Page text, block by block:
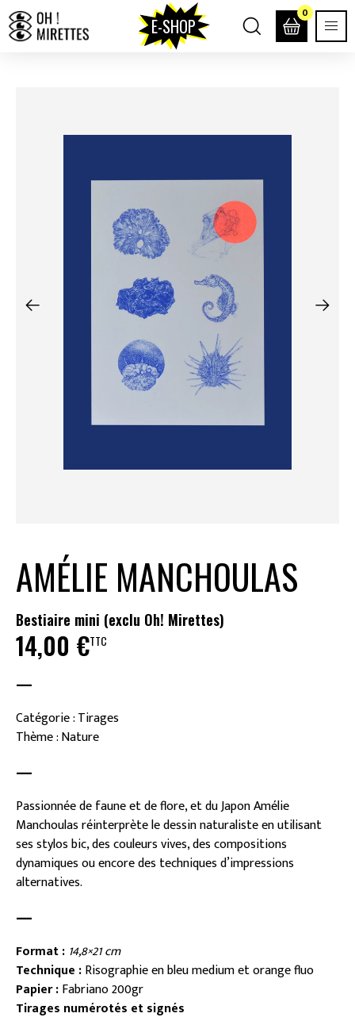
E-SHOP
0
AMÉLIE MANCHOULAS
Bestiaire mini (exclu Oh! Mirettes)
14,00 €TTC
—
Catégorie : Tirages
Thème : Nature
—
Passionnée de faune et de flore, et du Japon Amélie
Manchoulas réinterprète le dessin naturaliste en utilisant
ses stylos bic, des couleurs vives, des compositions
dynamiques ou encore des techniques d’impressions
alternatives.
—
Format : 14,8×21 cm
Technique :Risographie en bleu medium et orange fluo
Papier :Fabriano 200gr
Tirages numérotés et signés